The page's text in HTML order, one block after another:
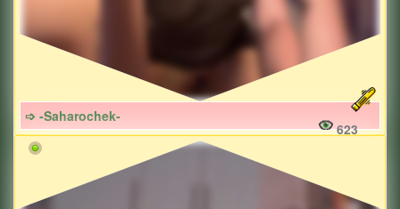
➩ -Saharochek-
623